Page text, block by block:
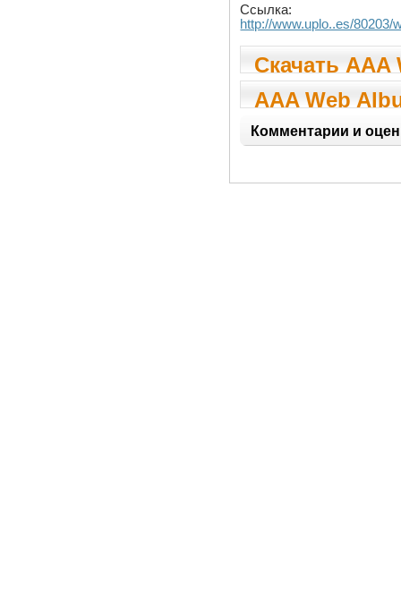
Ссылка:
http://www.uplo..es/80203/
Скачать AAA
Album 2.0
AAA Web
Комментарии и